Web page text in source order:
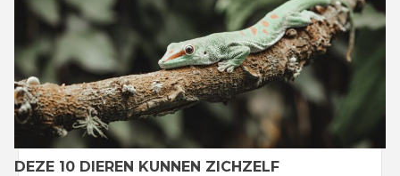
DEZE 10 DIEREN KUNNEN ZICHZELF